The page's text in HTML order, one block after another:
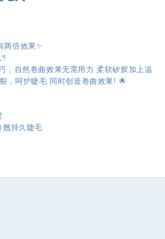
倍效果✨
, 自然卷曲效果无需用力 柔软矽胶加上温
, 呵护睫毛 同时创造卷曲效果! 🌟
翘持久睫毛